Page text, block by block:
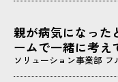
親が病気になっ
ームで一緒に考え
ソリューション事業部